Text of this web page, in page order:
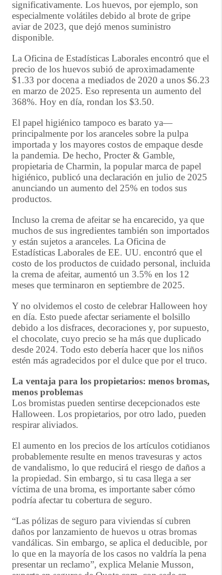
significativamente. Los huevos, por ejemplo, son
especialmente volátiles debido al brote de gripe
aviar de 2023, que dejó menos suministro
disponible.
La Oficina de Estadísticas Laborales encontró que el
precio de los huevos subió de aproximadamente
$1.33 por docena a mediados de 2020 a unos $6.23
en marzo de 2025. Eso representa un aumento del
368%. Hoy en día, rondan los $3.50.
El papel higiénico tampoco es barato ya—
principalmente por los aranceles sobre la pulpa
importada y los mayores costos de empaque desde
la pandemia. De hecho, Procter & Gamble,
propietaria de Charmin, la popular marca de papel
higiénico, publicó una declaración en julio de 2025
anunciando un aumento del 25% en todos sus
productos.
Incluso la crema de afeitar se ha encarecido, ya que
muchos de sus ingredientes también son importados
y están sujetos a aranceles. La Oficina de
Estadísticas Laborales de EE. UU. encontró que el
costo de los productos de cuidado personal, incluida
la crema de afeitar, aumentó un 3.5% en los 12
meses que terminaron en septiembre de 2025.
Y no olvidemos el costo de celebrar Halloween hoy
en día. Esto puede afectar seriamente el bolsillo
debido a los disfraces, decoraciones y, por supuesto,
el chocolate, cuyo precio se ha más que duplicado
desde 2024. Todo esto debería hacer que los niños
estén más agradecidos por el dulce que por el truco.
La ventaja para los propietarios: menos bromas,
menos problemas
Los bromistas pueden sentirse decepcionados este
Halloween. Los propietarios, por otro lado, pueden
respirar aliviados.
El aumento en los precios de los artículos cotidianos
probablemente resulte en menos travesuras y actos
de vandalismo, lo que reducirá el riesgo de daños a
la propiedad. Sin embargo, si tu casa llega a ser
víctima de una broma, es importante saber cómo
podría afectar tu cobertura de seguro.
“Las pólizas de seguro para viviendas sí cubren
daños por lanzamiento de huevos u otras bromas
vandálicas. Sin embargo, se aplica el deducible, por
lo que en la mayoría de los casos no valdría la pena
presentar un reclamo”, explica Melanie Musson,